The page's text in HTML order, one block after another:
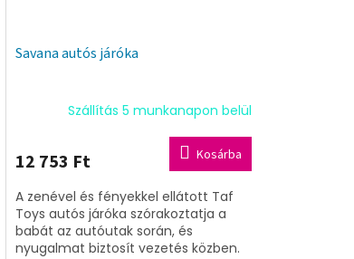
Savana autós járóka
Szállítás 5 munkanapon belül
12 753 Ft Kosárba
A zenével és fényekkel ellátott Taf
Toys autós járóka szórakoztatja a
babát az autóutak során, és
nyugalmat biztosít vezetés közben.